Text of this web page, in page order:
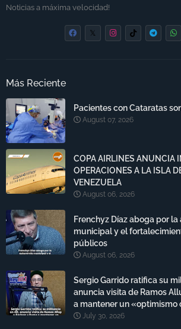
Noticias a máxima velocidad!
Más Reciente
Pacientes con Cataratas
August 07, 2026
COPA AIRLINES ANUNCIA
OPERACIONES A LA ISLA
VENEZUELA
August 06, 2026
Frenchyz Díaz aboga por
municipal y el
públicos
August 06, 2026
Sergio Garrido ratifica su
anuncia visita de Ramos
a mantener un «optimismo
July 30, 2026